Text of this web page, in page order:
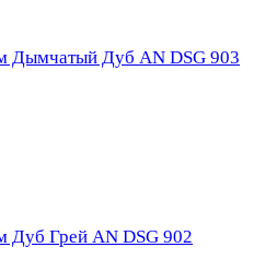
Дымчатый Дуб AN DSG 903
Дуб Грей AN DSG 902